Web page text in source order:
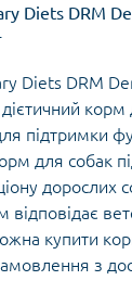
Diets DRM
Diets DRM
корм
підтримки
для собак
дорослих
відповідає
купити
з